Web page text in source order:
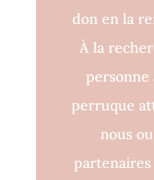
don en la
À la
personne
perruque
nous
partenaires